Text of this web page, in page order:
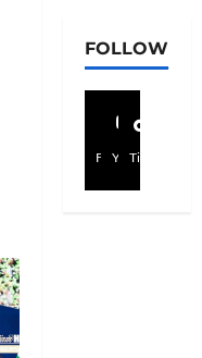
FOLLOW
Facebook
YouTube
TikTok